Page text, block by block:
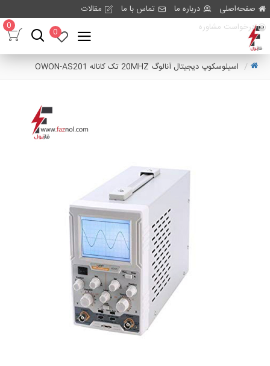
صفحه‌اصلی درباره ما تماس با ما
مقالات
درخواست مشاوره
0
0
اسیلوسکوپ دیجیتال آنالوگ 20MHZ تک کاناله OWON-AS201